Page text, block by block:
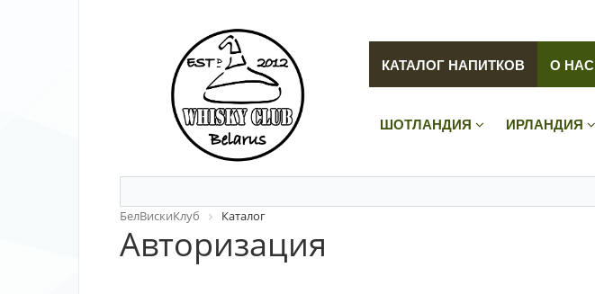
КАТАЛОГ НАПИТКОВ О НАС
ШОТЛАНДИЯ ИРЛАНДИЯ
БелВискиКлуб Каталог
Авторизация